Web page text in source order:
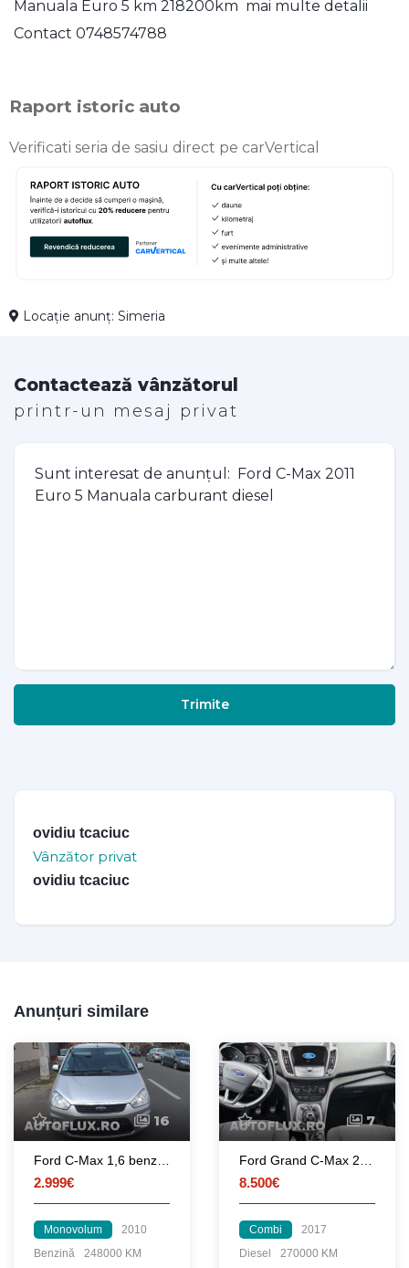
Manuala Euro 5 km 218200km mai multe detalii
Contact 0748574788
Raport istoric auto
Verificati seria de sasiu direct pe carVertical
Locație anunț: Simeria
Contactează vânzătorul
printr-un mesaj privat
Trimite
ovidiu tcaciuc
Vânzător privat
ovidiu tcaciuc
Anunțuri similare
16
2.999€
Monovolum
2010
Benzină
248000 KM
7
8.500€
Combi
2017
Diesel
270000 KM